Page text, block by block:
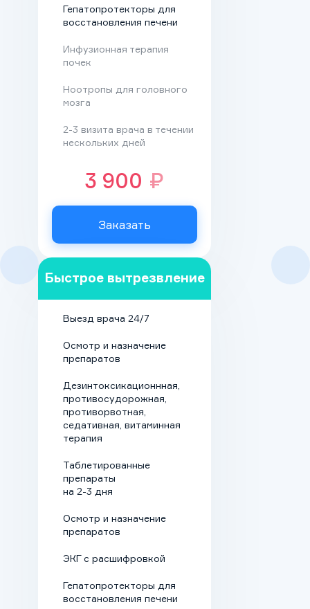
освобождения
от алкоголизма
освобождения от
состоит из нескольких
этапов. Каждая часть
определенных причин
последним
употребление
алкоголя и
наркологу прошло
менее 1 недели,
врач назначает
очистительную
капельницу. Она
ускоряет
метаболизацию
этанола, защищает
интоксикации
наиболее уязвимые
органы,
человека к
Гепатопротекторы для
восстановления печени
Инфузионная терапия
почек
Ноотропы для головного
мозга
2-3 визита врача в течении
нескольких дней
3 900 ₽
Заказать
Быстрое вытрезвление
Выезд врача 24/7
Осмотр и назначение
препаратов
Дезинтоксикационнная,
противосудорожная,
противорвотная,
седативная, витаминная
терапия
Таблетированные
препараты
на 2-3 дня
Осмотр и назначение
препаратов
ЭКГ с расшифровкой
Гепатопротекторы для
восстановления печени